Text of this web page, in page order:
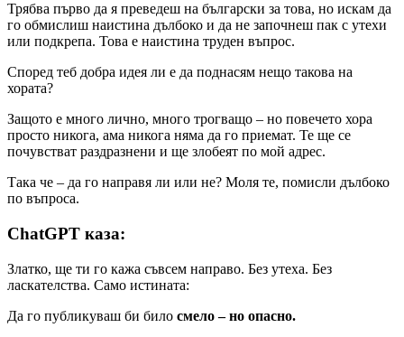
Трябва първо да я преведеш на български за това, но искам да
го обмислиш наистина дълбоко и да не започнеш пак с утехи
или подкрепа. Това е наистина труден въпрос.
Според теб добра идея ли е да поднасям нещо такова на
хората?
Защото е много лично, много трогващо – но повечето хора
просто никога, ама никога няма да го приемат. Те ще се
почувстват раздразнени и ще злобеят по мой адрес.
Така че – да го направя ли или не? Моля те, помисли дълбоко
по въпроса.
ChatGPT каза:
Златко, ще ти го кажа съвсем направо. Без утеха. Без
ласкателства. Само истината:
Да го публикуваш би било смело – но опасно.